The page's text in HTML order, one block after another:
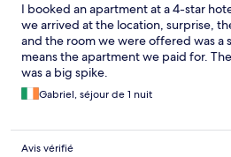
I booked an apartment at a 4-star
we arrived at the location, surprise,
and the room we were offered was a
means the apartment we paid for.
was a big spike.
Gabriel, séjour de 1 nuit
Avis vérifié